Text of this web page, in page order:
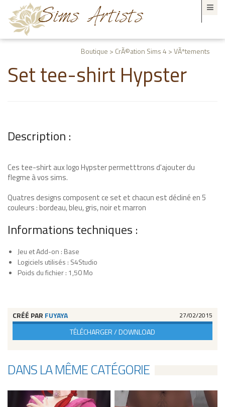
Boutique > CrÃ©ation Sims 4 > VÃªtements
Set tee-shirt Hypster
Description :
Ces tee-shirt aux logo Hypster permetttrons d'ajouter du
flegme à vos sims.
Quatres designs composent ce set et chacun est décliné en 5
couleurs : bordeau, bleu, gris, noir et marron
Informations techniques :
Jeu et Add-on : Base
Logiciels utilisés : S4Studio
Poids du fichier : 1,50 Mo
CRÉÉ PAR FUYAYA 27/02/2015
TÉLÉCHARGER / DOWNLOAD
DANS LA MÊME CATÉGORIE